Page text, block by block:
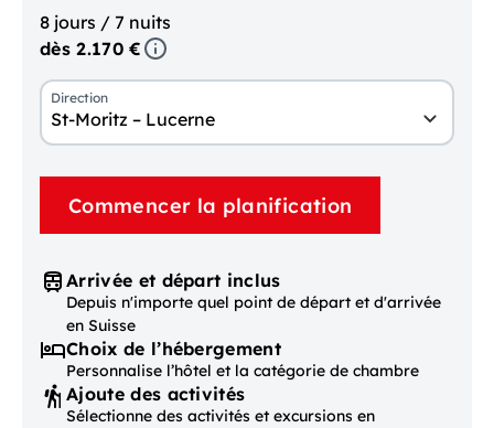
8 jours / 7 nuits
dès 2.170 €
Direction
St-Moritz – Lucerne
Commencer la planification
Arrivée et départ inclus
Depuis n'importe quel point de départ et d'arrivée
en Suisse
Choix de l’hébergement
Personnalise l’hôtel et la catégorie de chambre
Ajoute des activités
Sélectionne des activités et excursions en